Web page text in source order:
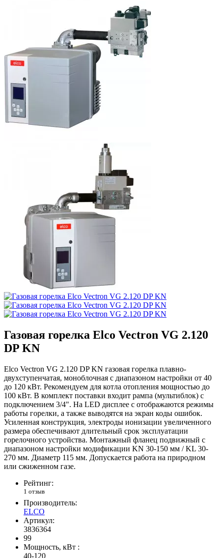
Газовая горелка Elco Vectron VG 2.120
DP KN
Elco Vectron VG 2.120 DP KN газовая горелка плавно-
двухступенчатая, моноблочная с диапазоном настройки от 40
до 120 кВт. Рекомендуем для котла отопления мощностью до
100 кВт. В комплект поставки входит рампа (мультиблок) с
подключением 3/4". На LED дисплее с отображаются режимы
работы горелки, а также выводятся на экран коды ошибок.
Усиленная конструкция, электроды ионизации увеличенного
размера обеспечивают длительный срок эксплуатации
горелочного устройства. Монтажный фланец подвижный с
диапазоном настройки модификации KN 30-150 мм / KL 30-
270 мм. Диаметр 115 мм. Допускается работа на природном
или сжиженном газе.
Рейтинг:
1 отзыв
Производитель:
ELCO
Артикул:
3836364
99
Мощность, кВт :
40-120